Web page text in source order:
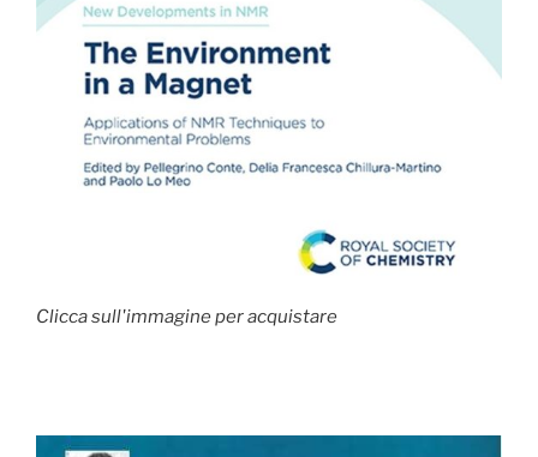
Clicca sull'immagine per acquistare